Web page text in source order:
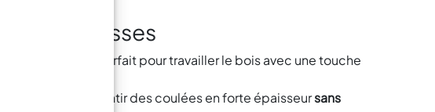
Épaisses
: le produit parfait pour travailler le bois avec une touche
pour garantir des coulées en forte épaisseursans